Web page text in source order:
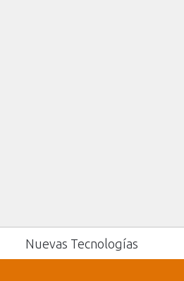
Nuevas Tecnologías